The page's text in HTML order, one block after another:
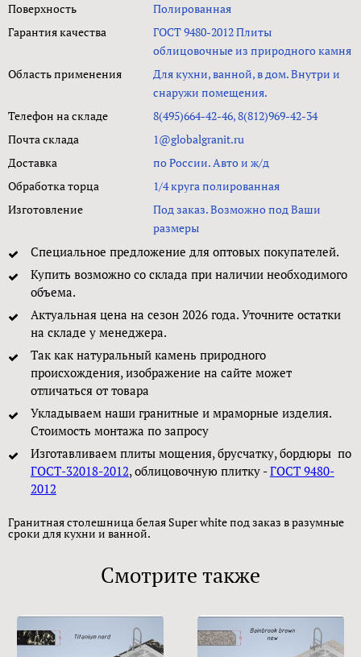
Поверхность
Полированная
Гарантия качества
ГОСТ 9480-2012 Плиты
облицовочные из природного камня
Область применения
Для кухни, ванной, в дом. Внутри и
снаружи помещения.
Телефон на складе
8(495)664-42-46, 8(812)969-42-34
Почта склада
1@globalgranit.ru
Доставка
по России. Авто и ж/д
Обработка торца
1/4 круга полированная
Изготовление
Под заказ. Возможно под Ваши
размеры
Специальное предложение для оптовых покупателей.
Купить возможно со склада при наличии необходимого
объема.
Актуальная цена на сезон 2026 года. Уточните остатки
на складе у менеджера.
Так как натуральный камень природного
происхождения, изображение на сайте может
отличаться от товара
Укладываем наши гранитные и мраморные изделия.
Стоимость монтажа по запросу
Изготавливаем плиты мощения, брусчатку, бордюры по
ГОСТ-32018-2012, облицовочную плитку -ГОСТ 9480-
2012
Гранитная столешница белая Super white под заказ в разумные
сроки для кухни и ванной.
Смотрите также